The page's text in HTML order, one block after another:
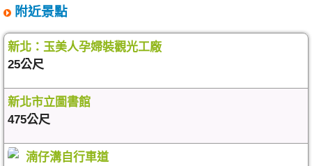
附近景點
新北：玉美人孕婦裝觀光工廠
25公尺
新北市立圖書館
475公尺
湳仔溝自行車道